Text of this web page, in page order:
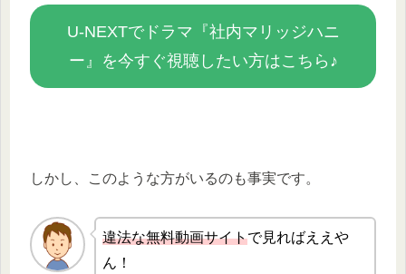
U-NEXTでドラマ『社内マリッジハニ
ー』を今すぐ視聴したい方はこちら♪
しかし、このような方がいるのも事実です。
違法な無料動画サイトで見ればええや
ん！